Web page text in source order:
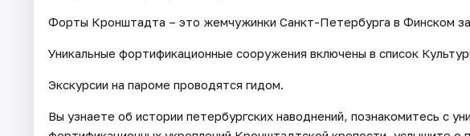
Форты Кронштадта – это жемчужинки Санкт-Петербурга в Финском
Уникальные фортификационные сооружения включены в список
Экскурсии на пароме проводятся гидом.
Вы узнаете об истории петербургских наводнений, познакомитесь с